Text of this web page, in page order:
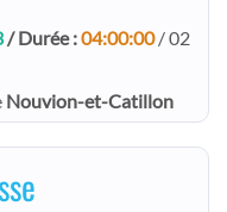
/ Durée :04:00:00/ 02
Nouvion-et-Catillon